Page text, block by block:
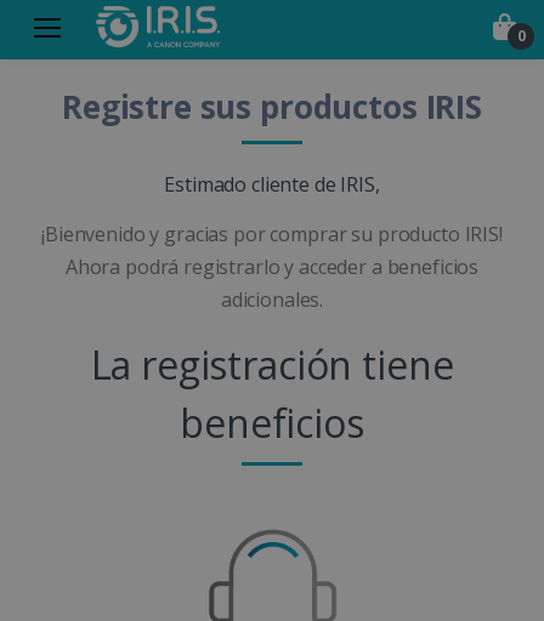
0
Registre sus productos IRIS
Estimado cliente de IRIS,
¡Bienvenido y gracias por comprar su producto IRIS!
Ahora podrá registrarlo y acceder a beneficios
adicionales.
La registración tiene
beneficios